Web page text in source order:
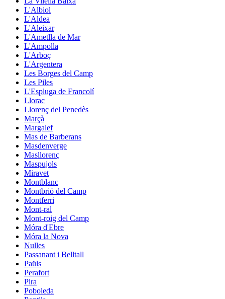
L'Albiol
L'Aldea
L'Aleixar
L'Ametlla de Mar
L'Ampolla
L'Arboç
L'Argentera
Les Borges del Camp
Les Piles
L'Espluga de Francolí
Llorac
Llorenç del Penedès
Marçà
Margalef
Mas de Barberans
Masdenverge
Masllorenç
Maspujols
Miravet
Montblanc
Montbrió del Camp
Montferri
Mont-ral
Mont-roig del Camp
Móra d'Ebre
Móra la Nova
Nulles
Passanant i Belltall
Paüls
Perafort
Pira
Poboleda